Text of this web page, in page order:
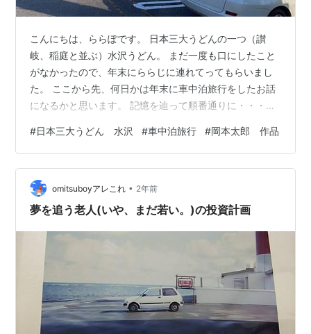
こんにちは、ららぽです。 日本三大うどんの一つ（讃
岐、稲庭と並ぶ）水沢うどん。 まだ一度も口にしたこと
がなかったので、年末にららじに連れてってもらいまし
た。 ここから先、何日かは年末に車中泊旅行をしたお話
になるかと思います。 記憶を辿って順番通りに・・・？
知れない(>_<) 大澤屋・第一店舗 昭和45年（1970）創業
店内へ入ると右側がテーブル席の大広間で、左側がお座
敷の大広間になっていました。 下駄箱へ靴を入れる時点
から手厚い接客が始まります。 団体予約も受け付けてい
ます そのおかげで、旅館へ泊まりに来たような感覚にな
#日本三大うどん 水沢 #車中泊旅行 #岡本太郎 作品
omitsuboyアレこれ • 2年前
夢を追う老人(いや、まだ若い。)の投資計画